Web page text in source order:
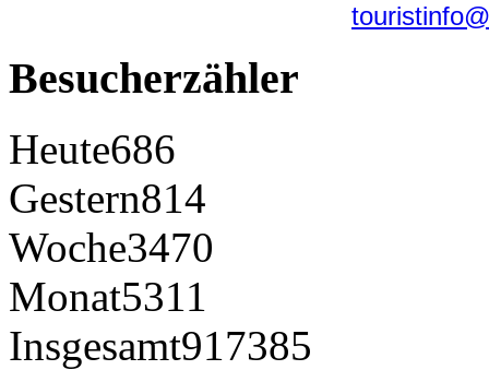
Besucherzähler
Heute686
Gestern814
Woche3470
Monat5311
Insgesamt917385